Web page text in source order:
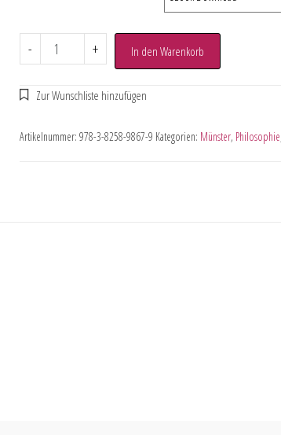
- + In den Warenkorb
Artikelnummer: 978-3-8258-9867-9 Kategorien: Münster, Philosophie